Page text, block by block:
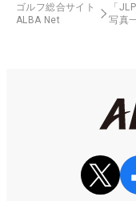
ゴルフ総合サイト
ALBA Net
「
写真